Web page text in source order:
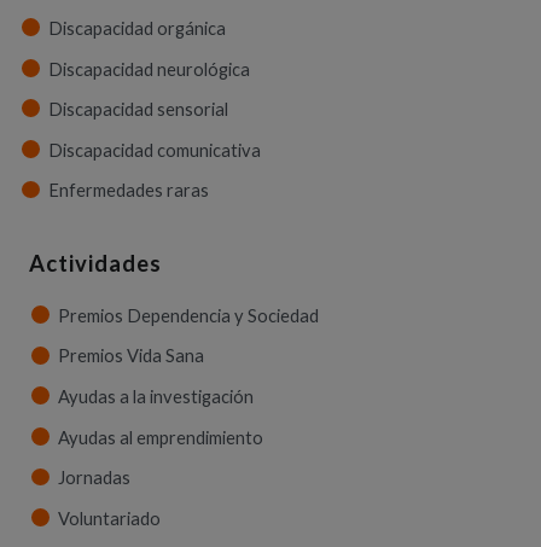
Discapacidad orgánica
Discapacidad neurológica
Discapacidad sensorial
Discapacidad comunicativa
Enfermedades raras
Actividades
Premios Dependencia y Sociedad
Premios Vida Sana
Ayudas a la investigación
Ayudas al emprendimiento
Jornadas
Voluntariado